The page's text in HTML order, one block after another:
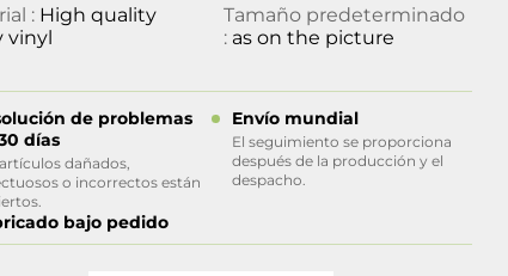
: High quality
vinyl
Tamaño predeterminado
: as on the picture
de problemas
días
dañados,
o incorrectos están
Envío mundial
El seguimiento se proporciona
después de la producción y el
despacho.
bajo pedido